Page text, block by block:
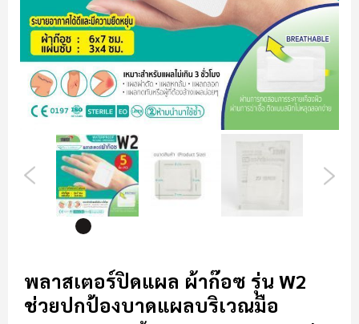
ที่
ส่วน
พลาสเตอร์ปิดแผล ผ้าก๊อซ รุ่น W2
ช่วยปกป้องบาดแผลบริเวณมือ